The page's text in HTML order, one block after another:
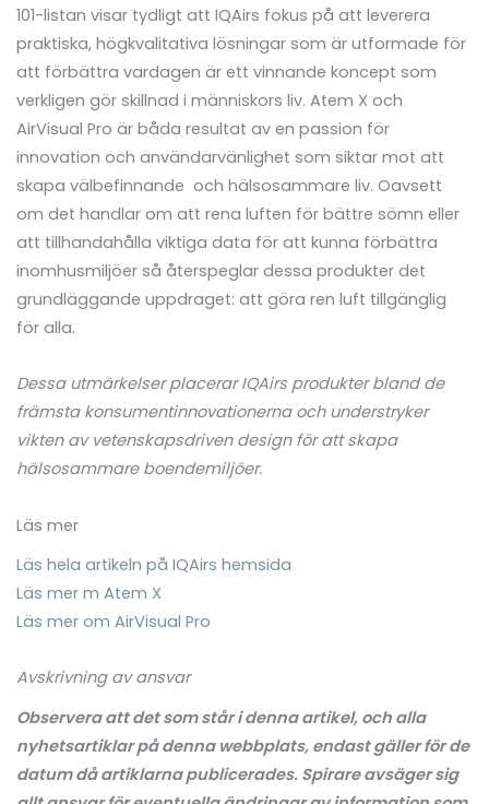
101-listan visar tydligt att IQAirs fokus på att leverera
praktiska, högkvalitativa lösningar som är utformade för
att förbättra vardagen är ett vinnande koncept som
verkligen gör skillnad i människors liv. Atem X och
AirVisual Pro är båda resultat av en passion för
innovation och användarvänlighet som siktar mot att
skapa välbefinnande och hälsosammare liv. Oavsett
om det handlar om att rena luften för bättre sömn eller
att tillhandahålla viktiga data för att kunna förbättra
inomhusmiljöer så återspeglar dessa produkter det
grundläggande uppdraget: att göra ren luft tillgänglig
för alla.
Dessa utmärkelser placerar IQAirs produkter bland de
främsta konsumentinnovationerna och understryker
vikten av vetenskapsdriven design för att skapa
hälsosammare boendemiljöer.
Läs mer
Läs hela artikeln på IQAirs hemsida
Läs mer m Atem X
Läs mer om AirVisual Pro
Avskrivning av ansvar
Observera att det som står i denna artikel, och alla
nyhetsartiklar på denna webbplats, endast gäller för de
datum då artiklarna publicerades. Spirare avsäger sig